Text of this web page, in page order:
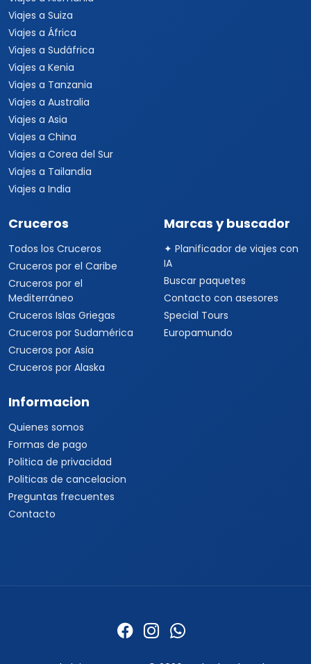
Viajes a Suiza
Viajes a África
Viajes a Sudáfrica
Viajes a Kenia
Viajes a Tanzania
Viajes a Australia
Viajes a Asia
Viajes a China
Viajes a Corea del Sur
Viajes a Tailandia
Viajes a India
Cruceros
Todos los Cruceros
Cruceros por el Caribe
Cruceros por el
Mediterráneo
Cruceros Islas Griegas
Cruceros por Sudamérica
Cruceros por Asia
Cruceros por Alaska
Marcas y buscador
✦ Planificador de viajes con
IA
Buscar paquetes
Contacto con asesores
Special Tours
Europamundo
Informacion
Quienes somos
Formas de pago
Politica de privacidad
Politicas de cancelacion
Preguntas frecuentes
Contacto